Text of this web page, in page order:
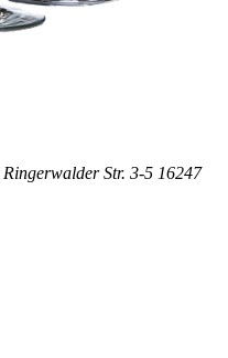
Ringerwalder Str. 3-5 16247